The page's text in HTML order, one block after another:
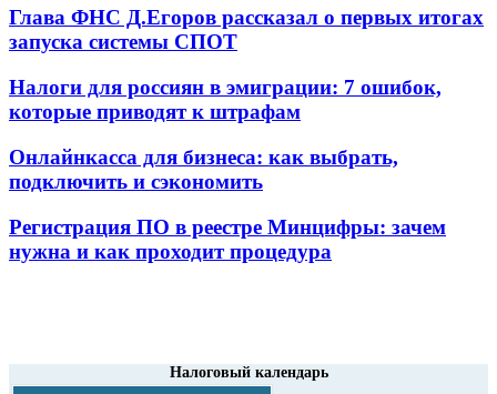
Глава ФНС Д.Егоров рассказал о первых итогах
запуска системы СПОТ
Налоги для россиян в эмиграции: 7 ошибок,
которые приводят к штрафам
Онлайнкасса для бизнеса: как выбрать,
подключить и сэкономить
Регистрация ПО в реестре Минцифры: зачем
нужна и как проходит процедура
Налоговый календарь